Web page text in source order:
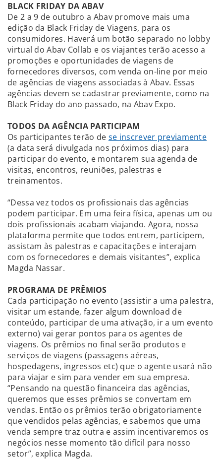
BLACK FRIDAY DA ABAV
De 2 a 9 de outubro a Abav promove mais uma
edição da Black Friday de Viagens, para os
consumidores. Haverá um botão separado no lobby
virtual do Abav Collab e os viajantes terão acesso a
promoções e oportunidades de viagens de
fornecedores diversos, com venda on-line por meio
de agências de viagens associadas à Abav. Essas
agências devem se cadastrar previamente, como na
Black Friday do ano passado, na Abav Expo.
TODOS DA AGÊNCIA PARTICIPAM
Os participantes terão de se inscrever previamente
(a data será divulgada nos próximos dias) para
participar do evento, e montarem sua agenda de
visitas, encontros, reuniões, palestras e
treinamentos.
“Dessa vez todos os profissionais das agências
podem participar. Em uma feira física, apenas um ou
dois profissionais acabam viajando. Agora, nossa
plataforma permite que todos entrem, participem,
assistam às palestras e capacitações e interajam
com os fornecedores e demais visitantes”, explica
Magda Nassar.
PROGRAMA DE PRÊMIOS
Cada participação no evento (assistir a uma palestra,
visitar um estande, fazer algum download de
conteúdo, participar de uma ativação, ir a um evento
externo) vai gerar pontos para os agentes de
viagens. Os prêmios no final serão produtos e
serviços de viagens (passagens aéreas,
hospedagens, ingressos etc) que o agente usará não
para viajar e sim para vender em sua empresa.
“Pensando na questão financeira das agências,
queremos que esses prêmios se convertam em
vendas. Então os prêmios terão obrigatoriamente
que vendidos pelas agências, e sabemos que uma
venda sempre traz outra e assim incentivaremos os
negócios nesse momento tão difícil para nosso
setor”, explica Magda.